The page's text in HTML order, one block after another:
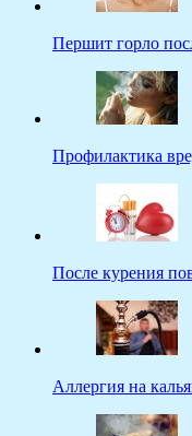
Першит горло
Профилактика
После курения
Аллергия на